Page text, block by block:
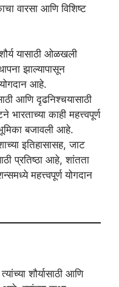
वारसा आणि विशिष्ट
यासाठी ओळखली
झाल्यापासून
योगदान आहे.
आणि दृढनिश्चयासाठी
काही महत्त्वपूर्ण
भूमिका बजावली आहे.
इतिहासासह, जाट
प्रतिष्ठा आहे, शांतता
महत्त्वपूर्ण योगदान
शौर्यासाठी आणि